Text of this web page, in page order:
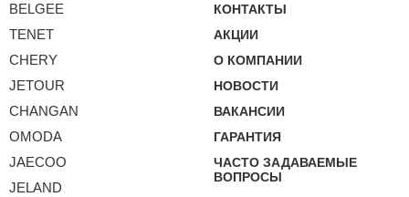
BELGEE
TENET
CHERY
JETOUR
CHANGAN
OMODA
JAECOO
JELAND
КОНТАКТЫ
АКЦИИ
О КОМПАНИИ
НОВОСТИ
ВАКАНСИИ
ГАРАНТИЯ
ЧАСТО ЗАДАВАЕМЫЕ
ВОПРОСЫ